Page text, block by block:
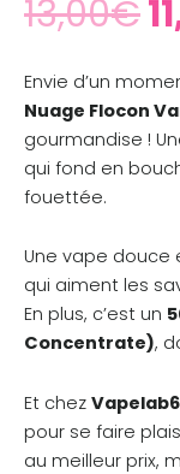
13,00€
Envie d’un
Nuage Flocon
gourmandise !
qui fond en
fouettée.
Une vape douce
qui aiment les
En plus, c’est un
Concentrate),
Et chez
pour se faire
au meilleur prix,